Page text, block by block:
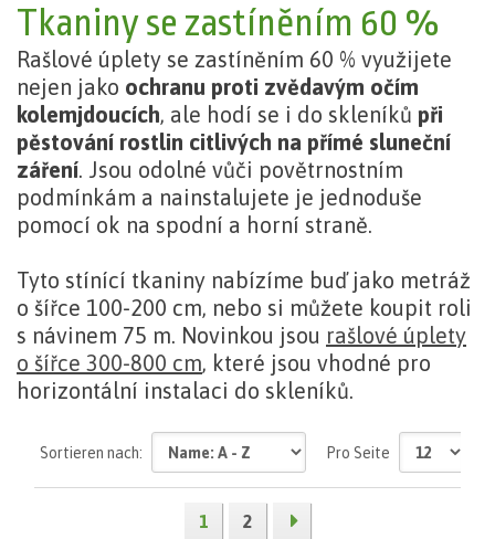
Tkaniny se zastíněním 60 %
Rašlové úplety se zastíněním 60 % využijete
nejen jako ochranu proti zvědavým očím
kolemjdoucích, ale hodí se i do skleníků při
pěstování rostlin citlivých na přímé sluneční
záření. Jsou odolné vůči povětrnostním
podmínkám a nainstalujete je jednoduše
pomocí ok na spodní a horní straně.
Tyto stínící tkaniny nabízíme buď jako metráž
o šířce 100-200 cm, nebo si můžete koupit roli
s návinem 75 m. Novinkou jsou rašlové úplety
o šířce 300-800 cm, které jsou vhodné pro
horizontální instalaci do skleníků.
mehr
Sortieren nach: Pro Seite
1 2